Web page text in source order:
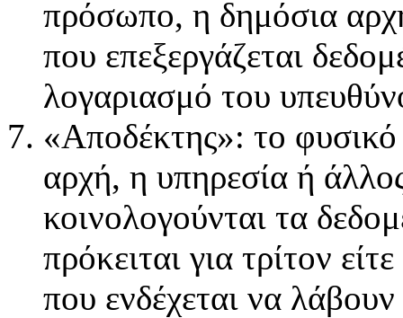
πρόσωπο, η δημόσια
που επεξεργάζεται
λογαριασμό του
«Αποδέκτης»: το
αρχή, η υπηρεσία ή
κοινολογούνται τα
πρόκειται για τρίτον
που ενδέχεται να